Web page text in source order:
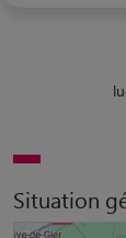
Situation